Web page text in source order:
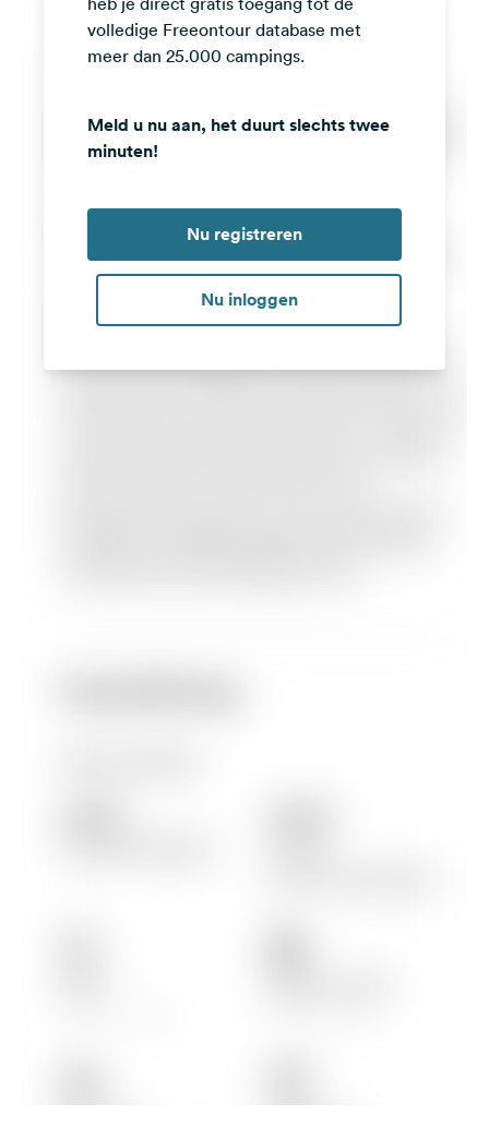
volledige Freeontour database met
meer dan 25.000 campings.
Meld u nu aan, het duurt slechts twee
minuten!
Nu registreren
Nu inloggen